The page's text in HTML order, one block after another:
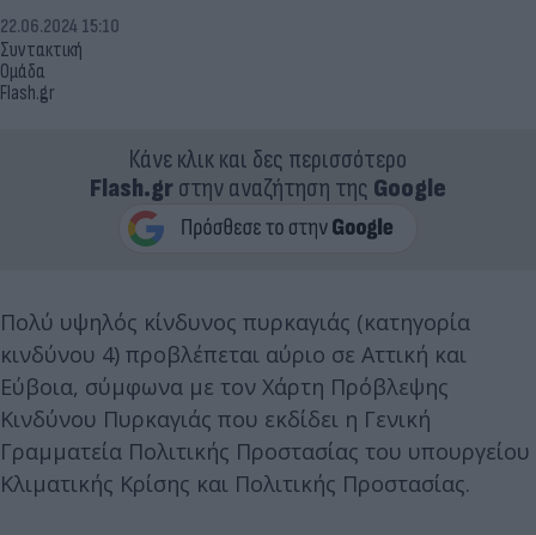
Συντακτική
Ομάδα
Flash.gr
22.06.2024 15:10
Κάνε κλικ και δες περισσότερο
Flash.grστην αναζήτηση της Google
Πολύ υψηλός κίνδυνος πυρκαγιάς (κατηγορία
κινδύνου 4) προβλέπεται αύριο σε Αττική και
Εύβοια, σύμφωνα με τον Χάρτη Πρόβλεψης
Κινδύνου Πυρκαγιάς που εκδίδει η Γενική
Γραμματεία Πολιτικής Προστασίας του υπουργείου
Κλιματικής Κρίσης και Πολιτικής Προστασίας.